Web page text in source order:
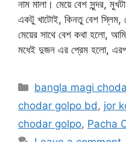
নাম মালা। মেয়ে বেশ সুন্দর,
একটু খাটোই, কিনতু বেশ স্লিম,
মেয়ের সাথে বেশ কথা হলো, আমি
মধেই দুজন এর প্রেম হলো,
Categories
bangla magi
chodar golpo bd, jor
chodar golpo, Pacha